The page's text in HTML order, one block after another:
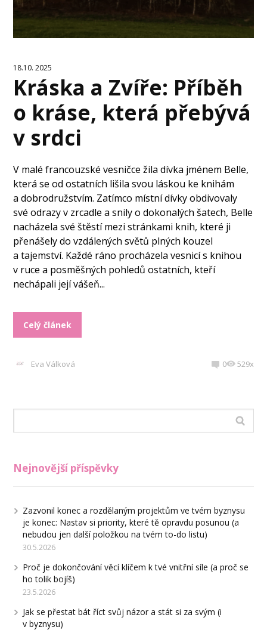
18.10. 2025
Kráska a Zvíře: Příběh
o kráse, která přebývá
v srdci
V malé francouzské vesničce žila dívka jménem Belle,
která se od ostatních lišila svou láskou ke knihám
a dobrodružstvím. Zatímco místní dívky obdivovaly
své odrazy v zrcadle a snily o dokonalých šatech, Belle
nacházela své štěstí mezi stránkami knih, které ji
přenášely do vzdálených světů plných kouzel
a tajemství. Každé ráno procházela vesnicí s knihou
v ruce a posměšných pohledů ostatních, kteří
nechápali její vášeň...
Celý článek
Eva Válková 0 529x
Nejnovější příspěvky
Zazvonil konec a rozdělaným projektům ve tvém byznysu
je konec: Nastav si priority, které tě opravdu posunou (a
nebudou jen další položkou na tvém to-do listu)
30.5.2026
Proč je dokončování věcí klíčem k tvé vnitřní síle (a proč se
ho tolik bojíš)
23.5.2026
Jak se přestat bát říct svůj názor a stát si za svým (i
v byznysu)